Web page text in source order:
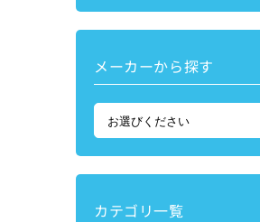
メーカーから探す
カテゴリ一覧